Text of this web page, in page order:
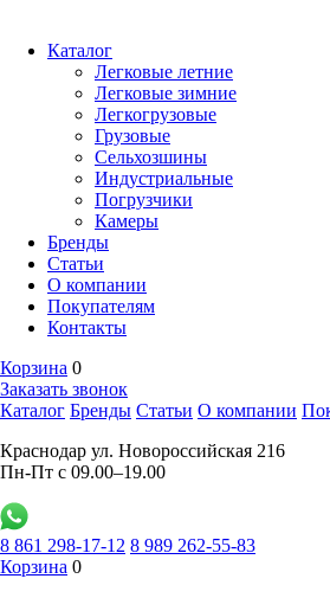
Каталог
Легковые летние
Легковые зимние
Легкогрузовые
Грузовые
Сельхозшины
Индустриальные
Погрузчики
Камеры
Бренды
Статьи
О компании
Покупателям
Контакты
Корзина 0
Заказать звонок
Каталог Бренды Статьи О компании
Краснодар ул. Новороссийская 216
Пн-Пт с 09.00–19.00
8 861 298-17-12 8 989 262-55-83
Корзина 0